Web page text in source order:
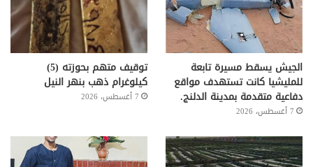
الجيش يسقط مسيرة تابعة
للمليشيا كانت تستهدف مواقع
دفاعية متقدمة بمدينة الدلنج.
7 أغسطس، 2026
توقيف متهم بحوزته (5)
كيلوغرام ذهب بنهر النيل
7 أغسطس، 2026